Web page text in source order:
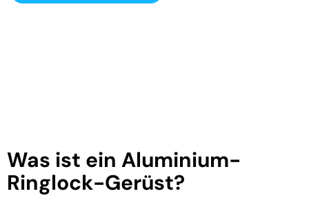
Was ist ein Aluminium-
Ringlock-Gerüst?